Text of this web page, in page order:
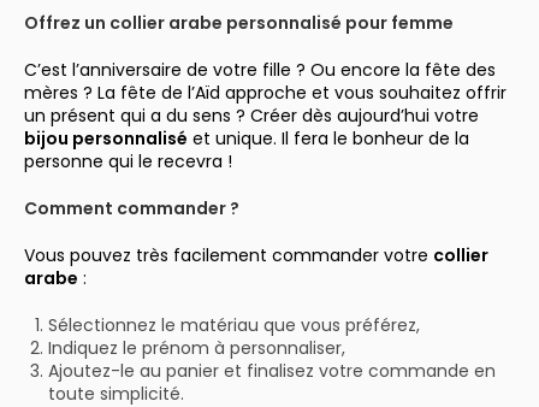
Offrez un collier arabe personnalisé pour femme
C’est l’anniversaire de votre fille ? Ou encore la fête des
mères ? La fête de l’Aïd approche et vous souhaitez offrir
un présent qui a du sens ? Créer dès aujourd’hui votre
bijou personnalisé et unique. Il fera le bonheur de la
personne qui le recevra !
Comment commander ?
Vous pouvez très facilement commander votre collier
arabe :
Sélectionnez le matériau que vous préférez,
Indiquez le prénom à personnaliser,
Ajoutez-le au panier et finalisez votre commande en
toute simplicité.